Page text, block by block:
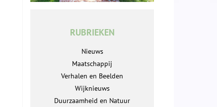
RUBRIEKEN
Nieuws
Maatschappij
Verhalen en Beelden
Wijknieuws
Duurzaamheid en Natuur